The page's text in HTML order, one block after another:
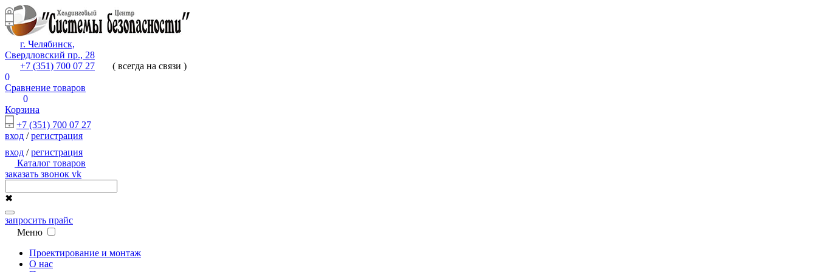
г. Челябинск,
Свердловский пр., 28
+7 (351) 700 07 27
( всегда на связи )
0
Сравнение товаров
0
Корзина
+7 (351) 700 07 27
вход /регистрация
вход /регистрация
Каталог товаров
заказать звонок vk
✖
запросить прайс
Меню
Проектирование и монтаж
О нас